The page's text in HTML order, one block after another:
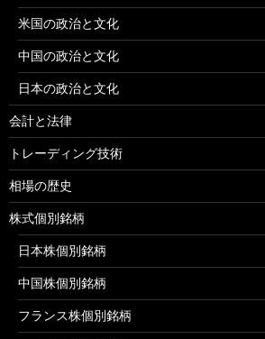
米国の政治と文化
中国の政治と文化
日本の政治と文化
会計と法律
トレーディング技術
相場の歴史
株式個別銘柄
日本株個別銘柄
中国株個別銘柄
フランス株個別銘柄